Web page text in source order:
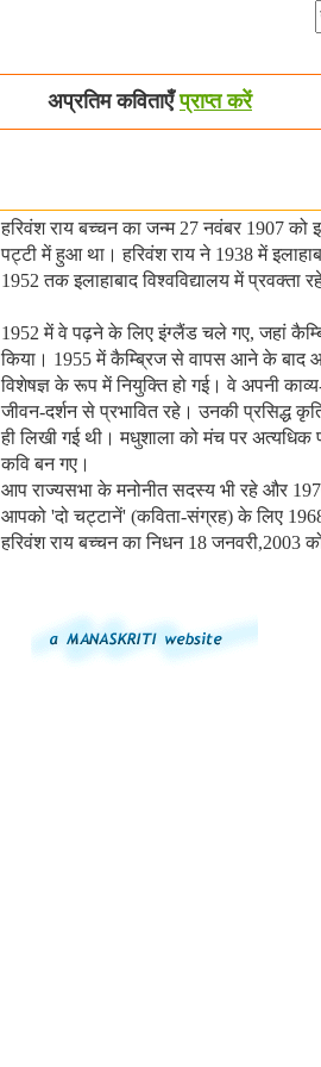
अप्रतिम कविताएँप्राप्त करें
हरिवंश राय बच्चन का जन्म 27 नवंबर 1907 को
पट्टी में हुआ था। हरिवंश राय ने 1938 में
1952 तक इलाहाबाद विश्वविद्यालय में प्रवक्ता
1952 में वे पढ़ने के लिए इंग्लैंड चले गए, जहां
किया। 1955 में कैम्ब्रिज से वापस आने के बाद
विशेषज्ञ के रूप में नियुक्ति हो गई। वे अपनी
जीवन-दर्शन से प्रभावित रहे। उनकी प्रसिद्ध
ही लिखी गई थी। मधुशाला को मंच पर अत्यधिक
कवि बन गए।
आप राज्यसभा के मनोनीत सदस्य भी रहे और
आपको 'दो चट्टानें' (कविता-संग्रह) के लिए
हरिवंश राय बच्चन का निधन 18 जनवरी,2003